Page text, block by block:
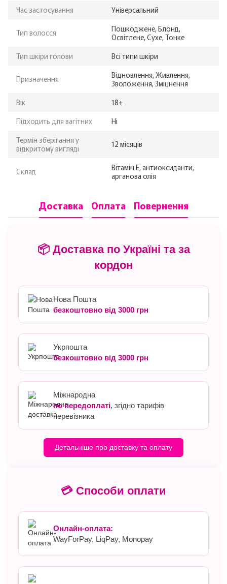
Час застосування Універсальний
Тип волосся
Пошкоджене, Блонд,
Освітлене, Сухе, Тонке
Тип шкіри голови
Всі типи шкіри
Призначення
Відновлення, Живлення,
Зволоження, Зміцнення
Вік
18+
Підходить для вагітних
Ні
Термін зберігання у
відкритому вигляді
12 місяців
Склад
Вітамін Е, антиоксиданти,
арганова олія
Доставка Оплата Повернення
📦 Доставка по Україні та за
кордон
Нова Пошта
безкоштовно від 3000 грн
Укрпошта
безкоштовно від 3000 грн
Міжнародна
по передоплаті, згідно тарифів
перевізника
Детальніше про доставку та оплату
💳 Способи оплати
Онлайн-оплата:
WayForPay, LiqPay, Monopay